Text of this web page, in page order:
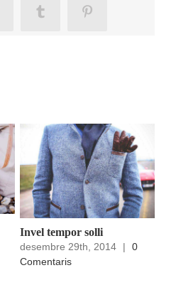
Tumblr Pinterest
Invel tempor solli
desembre 29th, 2014 |
0
Comentaris